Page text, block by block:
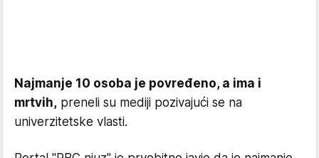
Najmanje 10 osoba je povređeno, a ima i
mrtvih, preneli su mediji pozivajući se na
univerzitetske vlasti.